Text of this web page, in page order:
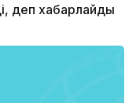
деп хабарлайды